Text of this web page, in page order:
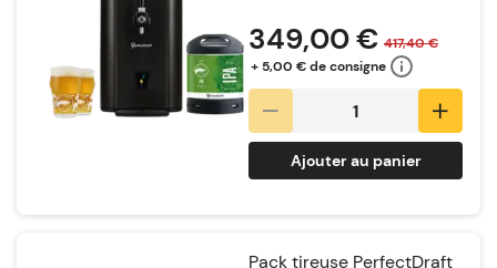
349,00 € 417,40 €
+ 5,00 € de consigne
Ajouter au panier
Pack tireuse PerfectDraft